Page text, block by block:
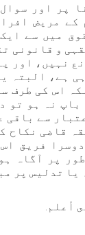
پر اور
کے مریض
میں سے
و قانونی
نہیں، اور
ہے، البتہ
اس کی طرف
نہ ہو تو
سے باقی
قاضی نکاح
فریق
پر آگاہ
یا تدلیس پر
أعلم.